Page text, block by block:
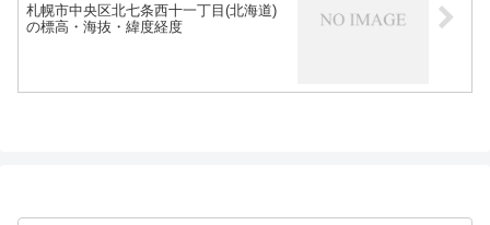
札幌市中央区北七条西十一丁目(北海道)
の標高・海抜・緯度経度